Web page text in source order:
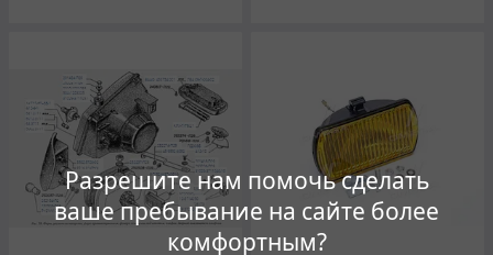
Разрешите нам помочь сделать
ваше пребывание на сайте более
комфортным?